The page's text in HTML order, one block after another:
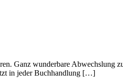
Ganz wunderbare Abwechslung
in jeder Buchhandlung […]